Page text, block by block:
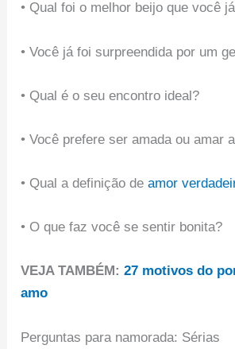
• Qual foi o melhor beijo que você
• Você já foi surpreendida por um
• Qual é o seu encontro ideal?
• Você prefere ser amada ou amar
• Qual a definição deamor
• O que faz você se sentir bonita?
VEJA TAMBÉM: 27 motivos do
amo
Perguntas para namorada: Sérias